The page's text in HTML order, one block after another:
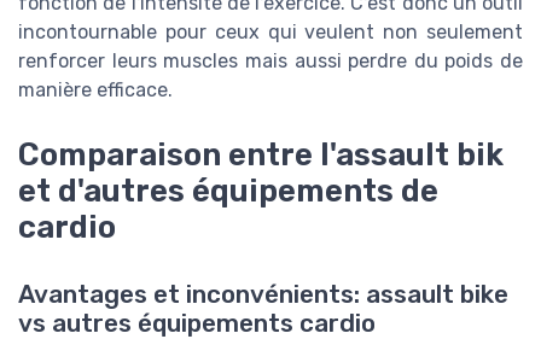
incontournable pour ceux qui veulent non seulement
renforcer leurs muscles mais aussi perdre du poids de
manière efficace.
Comparaison entre l'assault bik
et d'autres équipements de
cardio
Avantages et inconvénients: assault bike
vs autres équipements cardio